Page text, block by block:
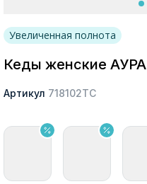
Покупателям
Увеличенная полнота
Кеды женские АУРА
Артикул 718102ТС